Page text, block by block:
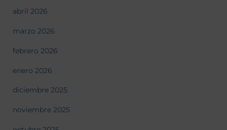
abril 2026
marzo 2026
febrero 2026
enero 2026
diciembre 2025
noviembre 2025